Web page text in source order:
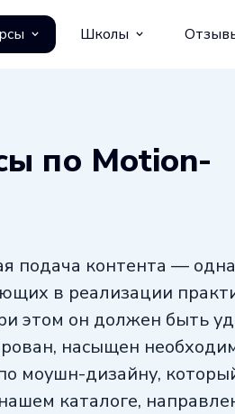
Школы
по Motion-
подача контента — одна
в реализации
этом он должен быть
насыщен
моушн-дизайну,
каталоге,